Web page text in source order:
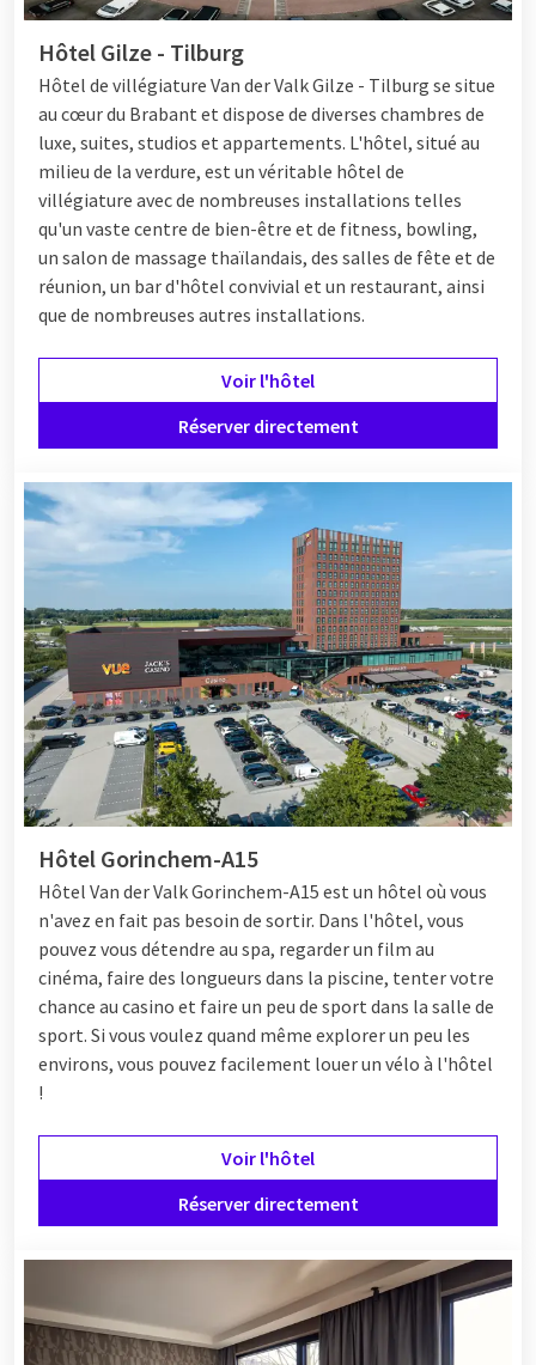
Hôtel Gilze - Tilburg
Hôtel de villégiature Van der Valk Gilze - Tilburg se situe
au cœur du Brabant et dispose de diverses chambres de
luxe, suites, studios et appartements. L'hôtel, situé au
milieu de la verdure, est un véritable hôtel de
villégiature avec de nombreuses installations telles
qu'un vaste centre de bien-être et de fitness, bowling,
un salon de massage thaïlandais, des salles de fête et de
réunion, un bar d'hôtel convivial et un restaurant, ainsi
que de nombreuses autres installations.
Voir l'hôtel
Réserver directement
Hôtel Gorinchem-A15
Hôtel Van der Valk Gorinchem-A15 est un hôtel où vous
n'avez en fait pas besoin de sortir. Dans l'hôtel, vous
pouvez vous détendre au spa, regarder un film au
cinéma, faire des longueurs dans la piscine, tenter votre
chance au casino et faire un peu de sport dans la salle de
sport. Si vous voulez quand même explorer un peu les
environs, vous pouvez facilement louer un vélo à l'hôtel
!
Voir l'hôtel
Réserver directement